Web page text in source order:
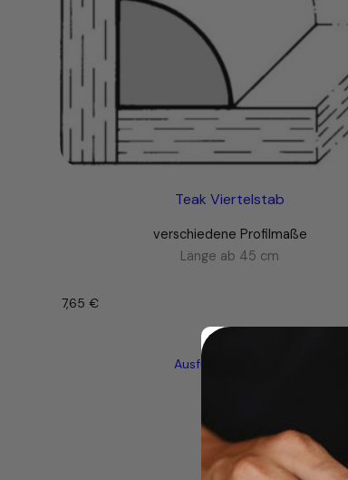
Teak Viertelstab
verschiedene Profilmaße
Länge ab 45 cm
7,65€
Ausführung wählen